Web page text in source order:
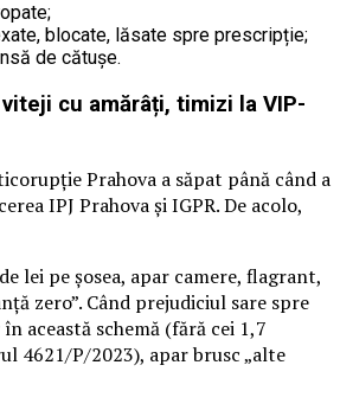
blocate, lăsate spre prescripție;
de cătușe.
viteji cu amărâți, timizi la VIP-
Prahova a săpat până când a
IPJ Prahova și IGPR. De acolo,
lei pe șosea, apar camere, flagrant,
zero”. Când prejudiciul sare spre
această schemă (fără cei 1,7
4621/P/2023), apar brusc „alte